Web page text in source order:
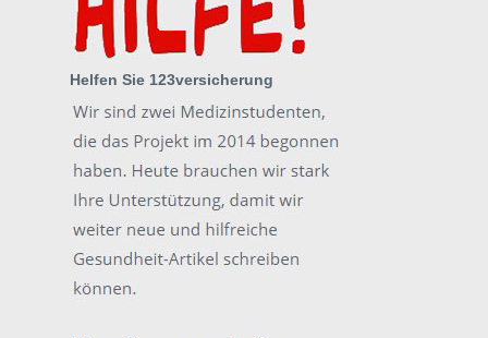
Helfen Sie 123versicherung